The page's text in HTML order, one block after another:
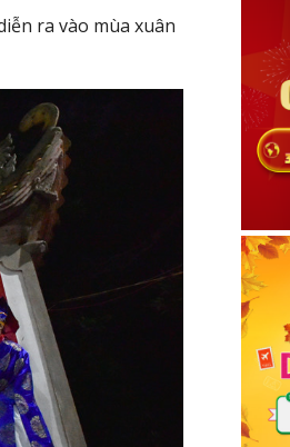
ra vào mùa xuân